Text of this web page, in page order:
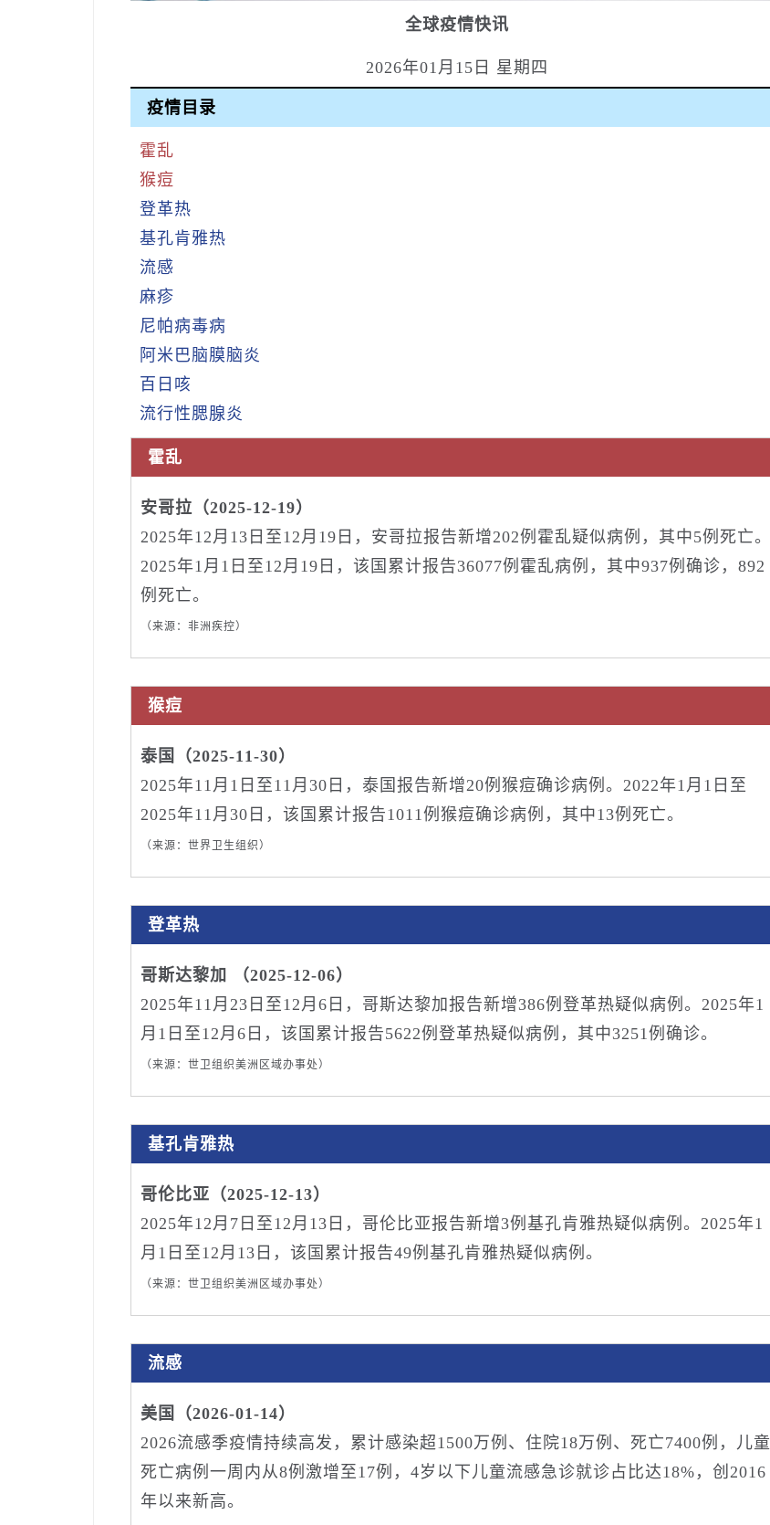
全球疫情快讯
2026年01月15日 星期四
疫情目录
霍乱
猴痘
登革热
基孔肯雅热
流感
麻疹
尼帕病毒病
阿米巴脑膜脑炎
百日咳
流行性腮腺炎
霍乱
安哥拉（2025-12-19）
2025年12月13日至12月19日，安哥拉报告新增202例霍乱疑似病例，其中5例死亡。
2025年1月1日至12月19日，该国累计报告36077例霍乱病例，其中937例确诊，892
例死亡。
（来源：非洲疾控）
猴痘
泰国（2025-11-30）
2025年11月1日至11月30日，泰国报告新增20例猴痘确诊病例。2022年1月1日至
2025年11月30日，该国累计报告1011例猴痘确诊病例，其中13例死亡。
（来源：世界卫生组织）
登革热
哥斯达黎加 （2025-12-06）
2025年11月23日至12月6日，哥斯达黎加报告新增386例登革热疑似病例。2025年1
月1日至12月6日，该国累计报告5622例登革热疑似病例，其中3251例确诊。
（来源：世卫组织美洲区域办事处）
基孔肯雅热
哥伦比亚（2025-12-13）
2025年12月7日至12月13日，哥伦比亚报告新增3例基孔肯雅热疑似病例。2025年1
月1日至12月13日，该国累计报告49例基孔肯雅热疑似病例。
（来源：世卫组织美洲区域办事处）
流感
美国（2026-01-14）
2026流感季疫情持续高发，累计感染超1500万例、住院18万例、死亡7400例，儿童
死亡病例一周内从8例激增至17例，4岁以下儿童流感急诊就诊占比达18%，创2016
年以来新高。